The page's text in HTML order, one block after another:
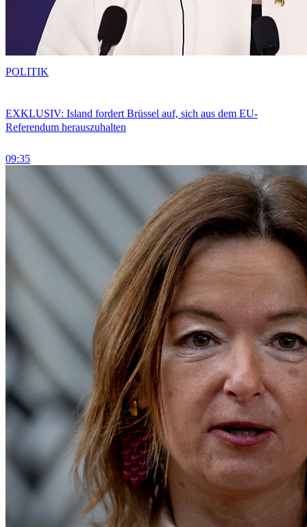
EXKLUSIV: Island fordert Brüssel auf, sich aus dem EU-
Referendum herauszuhalten
09:35
POLITIK